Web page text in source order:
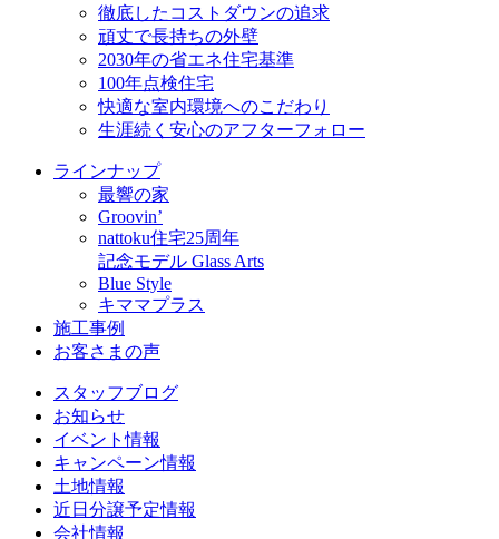
徹底したコストダウンの追求
頑丈で長持ちの外壁
2030年の省エネ住宅基準
100年点検住宅
快適な室内環境へのこだわり
生涯続く安心のアフターフォロー
ラインナップ
最響の家
Groovin’
nattoku住宅25周年
記念モデル Glass Arts
Blue Style
キママプラス
施工事例
お客さまの声
スタッフブログ
お知らせ
イベント情報
キャンペーン情報
土地情報
近日分譲予定情報
会社情報